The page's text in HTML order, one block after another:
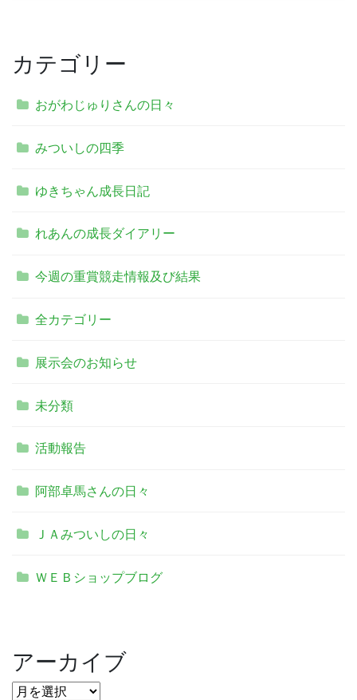
カテゴリー
おがわじゅりさんの日々
みついしの四季
ゆきちゃん成長日記
れあんの成長ダイアリー
今週の重賞競走情報及び結果
全カテゴリー
展示会のお知らせ
未分類
活動報告
阿部卓馬さんの日々
ＪＡみついしの日々
ＷＥＢショップブログ
アーカイブ
ア